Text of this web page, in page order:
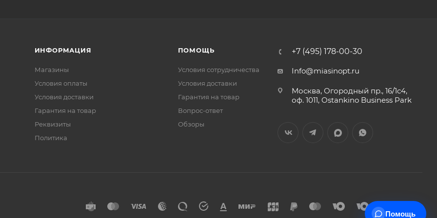
ИНФОРМАЦИЯ
Магазины
Условия оплаты
Условия доставки
Гарантия на товар
Реквизиты
Политика
ПОМОЩЬ
Условия сотрудничества
Условия доставки
Гарантия на товар
Вопрос-ответ
Обзоры
+7 (495) 178-00-30
Info@miasinopt.ru
Москва, Огородный пр., 16/1с4,
оф. 1011, Ostankino Business Park
Помощь